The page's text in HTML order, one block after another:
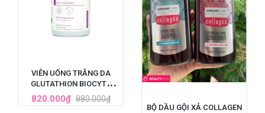
VIÊN UỐNG TRẮNG DA
GLUTATHION BIOCYTE
PHÁP 30 VIÊN
820.000₫ 880.000₫
BỘ DẦU GỘI XẢ COLLAGEN